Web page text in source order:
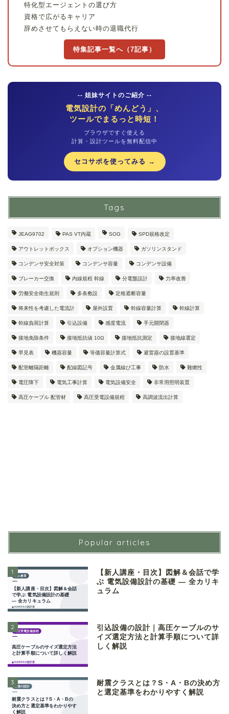
特化型エージェントの選び方
資格で広がるキャリア
辞めさせてもらえない時の退職代行
特集記事一覧へ（7記事）
-- 姐妹サイトのご紹介 --
電気設計の「めんどう」、
ツールでまるっと時短！
ブラウザですぐ使える
計算・設計ツールを無料配信中
セコサポを使ってみる →
Tags
JEAG9702 PAS VT内蔵 SOG SPD規格改定
アウトレットボックス オプション機器 ガソリンスタンド
コンデンサ安全対策 コンデンサ容量 コンデンサ設備
ブレーカー交換 内線規程 幹線 分電盤設計 力率改善
労働安全衛生規則 多条敷設 定格遮断容量
将来性を考慮した電流計 屋外設置 幹線容量計算 幹線計算
幹線負荷計算 引込設備 感度電流 手元開閉器
接地免除条件 接地抵抗値 10Ω 接地抵抗測定 接地線選定
早見表 機器容量 等価容量計算式 避雷器の設置基準
配管離隔距離 配線図記号 金属線ぴ工事 防水 難燃性
電圧降下 電気工事計算 電気設備安全 非常用照明装置
高圧ケーブル 配管材 高圧受電設備規程 高調波流出計算
Popular articles
1
【新人講座・目次】図解＆会話で学
ぶ 電気設備設計の基礎 ― 全カリキ
ュラム
2
引込設備の設計｜高圧ケーブルのサ
イズ選定方法と計算手順について詳
しく解説
3
耐震クラスとは？S・A・Bの決め方
と選定基準をわかりやすく解説